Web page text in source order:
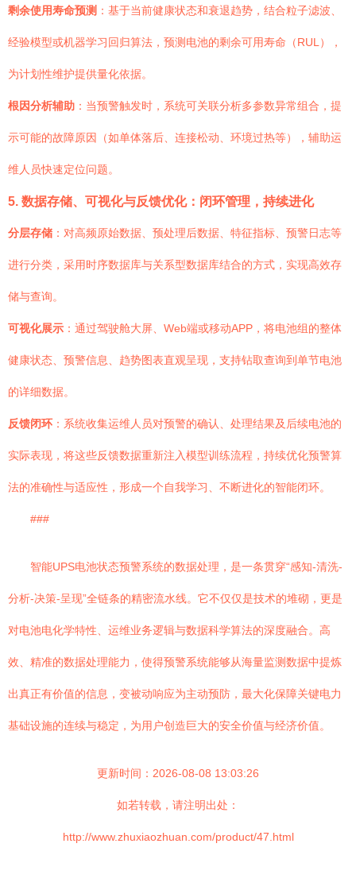
剩余使用寿命预测 ：基于当前健康状态和衰退趋势，结合粒子滤波、
经验模型或机器学习回归算法，预测电池的剩余可用寿命（RUL），
为计划性维护提供量化依据。
根因分析辅助 ：当预警触发时，系统可关联分析多参数异常组合，提
示可能的故障原因（如单体落后、连接松动、环境过热等），辅助运
维人员快速定位问题。
5. 数据存储、可视化与反馈优化：闭环管理，持续进化
分层存储 ：对高频原始数据、预处理后数据、特征指标、预警日志等
进行分类，采用时序数据库与关系型数据库结合的方式，实现高效存
储与查询。
可视化展示 ：通过驾驶舱大屏、Web端或移动APP，将电池组的整体
健康状态、预警信息、趋势图表直观呈现，支持钻取查询到单节电池
的详细数据。
反馈闭环 ：系统收集运维人员对预警的确认、处理结果及后续电池的
实际表现，将这些反馈数据重新注入模型训练流程，持续优化预警算
法的准确性与适应性，形成一个自我学习、不断进化的智能闭环。
###
智能UPS电池状态预警系统的数据处理，是一条贯穿“感知-清洗-
分析-决策-呈现”全链条的精密流水线。它不仅仅是技术的堆砌，更是
对电池电化学特性、运维业务逻辑与数据科学算法的深度融合。高
效、精准的数据处理能力，使得预警系统能够从海量监测数据中提炼
出真正有价值的信息，变被动响应为主动预防，最大化保障关键电力
基础设施的连续与稳定，为用户创造巨大的安全价值与经济价值。
更新时间：2026-08-08 13:03:26
如若转载，请注明出处：
http://www.zhuxiaozhuan.com/product/47.html